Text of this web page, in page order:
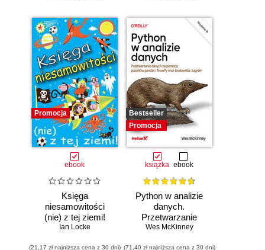
Promocja
ebook
Księga
niesamowitości
(nie) z tej ziemi!
Księga faktów
Ian Locke
(21,17 zł najniższa cena z 30 dni)
Bestseller
Promocja
książka ebook
Python w analizie
danych.
Przetwarzanie
danych za pomocą
Wes McKinney
(71,40 zł najniższa cena z 30 dni)